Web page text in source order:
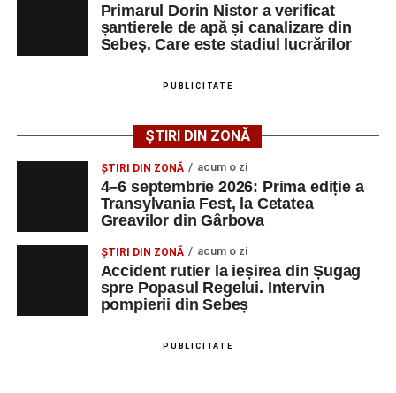
Mai jos puteți consulta lista completă a locurilor de
muncă disponibile în comuna Săsciori la data de 4
august 2026, precum și datele de contact ale
LMV
TELEFON/E-
Technology Srl
OPERATOR LA
MASINI-UNELTE
CU COMANDA
NUMERICA
1 0752826367
Primarul Dorin Nistor a verificat
șantierele de apă și canalizare din
Sebeș. Care este stadiul lucrărilor
PUBLICITATE
ȘTIRI DIN ZONĂ
ȘTIRI DIN ZONĂ acum o zi
4–6 septembrie 2026: Prima ediție a
Transylvania Fest, la Cetatea
Greavilor din Gârbova
ȘTIRI DIN ZONĂ acum o zi
Accident rutier la ieșirea din Șugag
spre Popasul Regelui. Intervin
pompierii din Sebeș
PUBLICITATE